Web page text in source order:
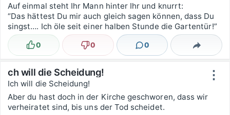
Auf einmal steht Ihr Mann hinter Ihr und knurrt:
“Das hättest Du mir auch gleich sagen können, dass Du
singst…. Ich öle seit einer halben Stunde die Gartentür!”
Lustig
0 Nicht lustig
0 0
Kommentare Teilen
⋮
ch will die Scheidung!
Ich will die Scheidung!
Aber du hast doch in der Kirche geschworen, dass wir
verheiratet sind, bis uns der Tod scheidet.